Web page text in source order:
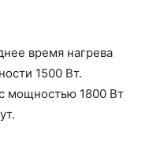
время нагрева
1500 Вт.
мощностью 1800 Вт